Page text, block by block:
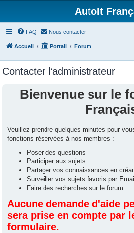
AutoIt
FAQ Nous contacter
Accueil Portail Forum
Contacter l‘administrateur
Bienvenue sur le
Veuillez prendre quelques minutes pour
fonctions réservées à nos membres :
Poser des questions
Participer aux sujets
Partager vos connaissances en
Surveiller vos sujets favoris par Email
Faire des recherches sur le forum
Aucune demande d'aide
sera prise en compte par
formulaire.